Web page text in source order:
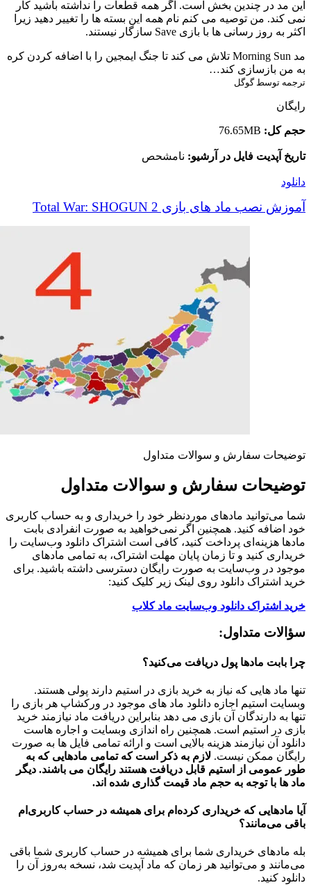
این مد در چندین بخش است. اگر همه قطعات را نداشته باشید کار
نمی کند. من توصیه می کنم نام همه این بسته ها را تغییر دهید زیرا
اکثر به روز رسانی ها با بازی Save سازگار نیستند.
مد Morning Sun تلاش می کند تا جنگ ایمجین را با اضافه کردن کره
به من بازسازی کند…
ترجمه توسط گوگل
رایگان
حجم کل: 76.65MB
تاریخ آپدیت فایل در آرشیو: نامشحص
دانلود
آموزش نصب ماد های بازی Total War: SHOGUN 2
توضیحات سفارش و سوالات متداول
توضیحات سفارش و سوالات متداول
شما می‌توانید مادهای موردنظر خود را خریداری و به حساب کاربری
خود اضافه کنید. همچنین اگر نمی‌خواهید به صورت انفرادی بابت
مادها هزینه‌ای پرداخت کنید، کافی است اشتراک دانلود وب‌سایت را
خریداری کنید و تا زمان پایان مهلت اشتراک، به تمامی مادهای
موجود در وب‌سایت به صورت رایگان دسترسی داشته باشید. برای
خرید اشتراک دانلود روی لینک زیر کلیک کنید:
خرید اشتراک دانلود وب‌سایت ماد کلاب
سؤالات متداول:
چرا بابت مادها پول دریافت می‌کنید؟
تنها ماد هایی که نیاز به خرید بازی در استیم دارند پولی هستند.
وبسایت استیم اجازه دانلود ماد های موجود در ورکشاپ هر بازی را
تنها به دارندگان آن بازی می دهد بنابراین دریافت ماد نیازمند خرید
بازی در استیم است. همچنین راه اندازی وبسایت و اجاره هاست
دانلود آن نیازمند هزینه بالایی است و ارائه تمامی فایل ها به صورت
رایگان ممکن نیست. لازم به ذکر است که تمامی مادهایی که به
طور عمومی از استیم قابل دریافت هستند رایگان می باشند. دیگر
ماد ها با توجه به حجم ماد قیمت گذاری شده اند.
آیا مادهایی که خریداری کرده‌ام برای همیشه در حساب‌ کاربری‌ام
باقی می‌مانند؟
بله مادهای خریداری شما برای همیشه در حساب کاربری شما باقی
می‌مانند و می‌توانید هر زمان که ماد آپدیت شد، نسخه به‌روز آن را
دانلود کنید.